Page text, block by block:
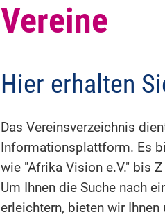
Vereine
Hier erhalten
Das Vereinsverzeichnis
Informationsplattform. Es
wie "Afrika Vision e.V." bis
Um Ihnen die Suche nach
erleichtern, bieten wir